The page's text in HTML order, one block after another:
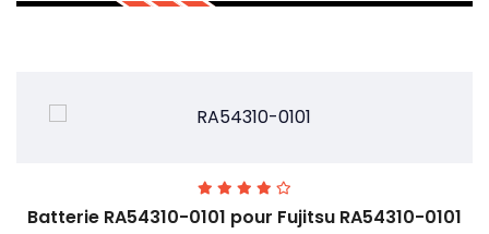
Batterie RA54310-0101 pour Fujitsu RA54310-0101